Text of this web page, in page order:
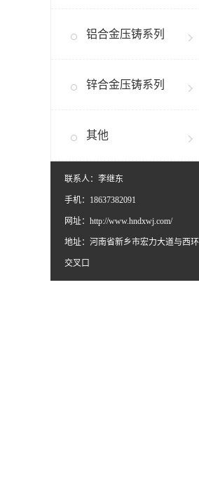
铝合金压铸系列
锌合金压铸系列
其他
联系人：李继东
手机：18637382091
网址： http://www.hndxwj.com/
地址：河南省新乡市宏力大道与西环
交叉口